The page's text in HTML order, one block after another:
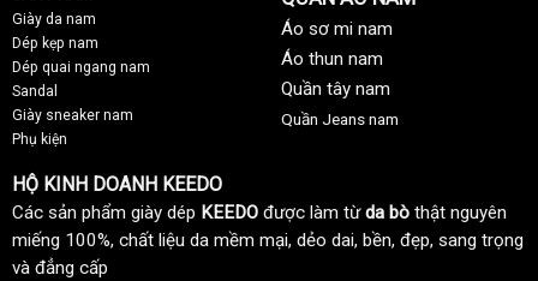
Giày da nam
Dép kẹp nam
Dép quai ngang nam
Sandal
Giày sneaker nam
Phụ kiện
Áo sơ mi nam
Áo thun nam
Quần tây nam
Quần Jeans nam
HỘ KINH DOANH KEEDO
Các sản phẩm giày dép KEEDO được làm từda bò thật nguyên
miếng 100%, chất liệu da mềm mại, dẻo dai, bền, đẹp, sang trọng
và đẳng cấp